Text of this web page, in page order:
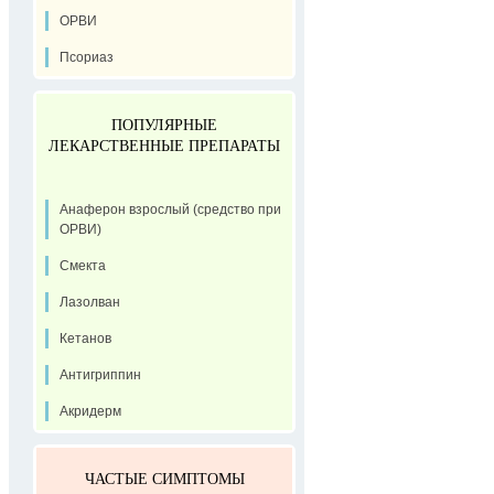
ОРВИ
Псориаз
ПОПУЛЯРНЫЕ
ЛЕКАРСТВЕННЫЕ ПРЕПАРАТЫ
Анаферон взрослый (средство при
ОРВИ)
Смекта
Лазолван
Кетанов
Антигриппин
Акридерм
ЧАСТЫЕ СИМПТОМЫ